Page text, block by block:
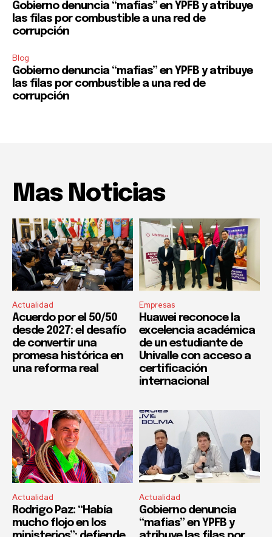
Gobierno denuncia “mafias” en YPFB y atribuye
las filas por combustible a una red de
corrupción
Blog
Gobierno denuncia “mafias” en YPFB y atribuye
las filas por combustible a una red de
corrupción
Mas Noticias
Actualidad
Acuerdo por el 50/50
desde 2027: el desafío
de convertir una
promesa histórica en
una reforma real
Empresas
Huawei reconoce la
excelencia académica
de un estudiante de
Univalle con acceso a
certificación
internacional
Actualidad
Rodrigo Paz: “Había
mucho flojo en los
Actualidad
Gobierno denuncia
“mafias” en YPFB y